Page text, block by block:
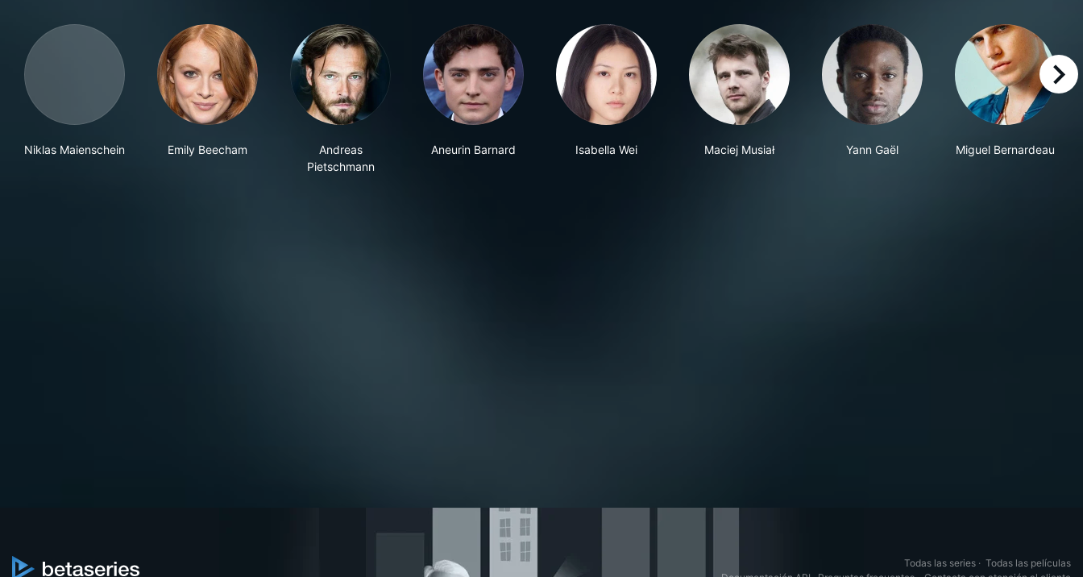
Niklas Maienschein Emily Beecham
Andreas
Pietschmann
Aneurin Barnard Isabella Wei Maciej Musiał Yann Gaël Miguel Bernardeau
right
Todas las series · Todas las películas